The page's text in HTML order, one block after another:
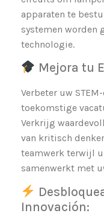
apparaten te
systemen worden
technologie.
Mejora tu
Verbeter uw
toekomstige
Verkrijg
van kritisch
teamwerk terwijl
samenwerkt met
Innovación: